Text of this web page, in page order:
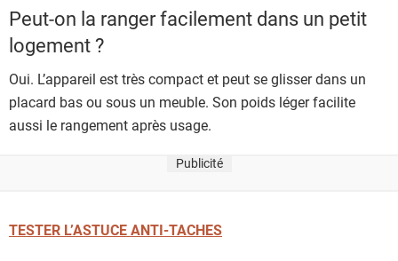
Peut-on la ranger facilement dans un petit
logement ?
Oui. L’appareil est très compact et peut se glisser dans un
placard bas ou sous un meuble. Son poids léger facilite
aussi le rangement après usage.
Publicité
TESTER L’ASTUCE ANTI-TACHES